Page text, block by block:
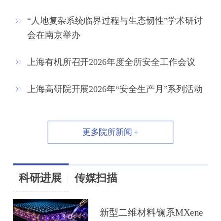
“人地复杂系统临界过程与生态韧性”学术研讨
会在南京举办
上海有机所召开2026年度全所安全工作会议
上海高研院开展2026年“安全生产月”系列活动
更多院所新闻 +
科研进展 传媒扫描
新型二维材料镧系MXene